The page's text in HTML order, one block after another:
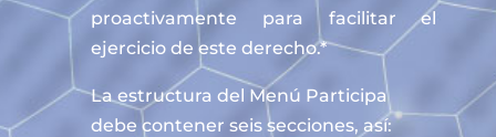
proactivamente para facilitar el
ejercicio de este derecho.*
La estructura del Menú Participa
debe contener seis secciones, así: